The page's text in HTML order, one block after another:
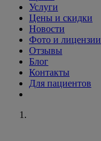
Услуги
Цены и скидки
Новости
Фото и лицензии
Отзывы
Блог
Контакты
Для пациентов